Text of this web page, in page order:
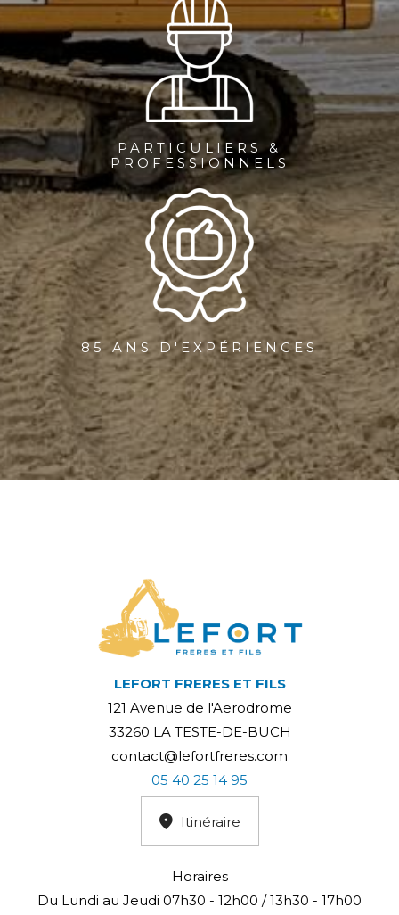
PARTICULIERS &
PROFESSIONNELS
85 ANS D'EXPÉRIENCES
LEFORT FRERES ET FILS
121 Avenue de l'Aerodrome
33260 LA TESTE-DE-BUCH
contact@lefortfreres.com
05 40 25 14 95
Itinéraire
Horaires
Du Lundi au Jeudi 07h30 - 12h00 / 13h30 - 17h00